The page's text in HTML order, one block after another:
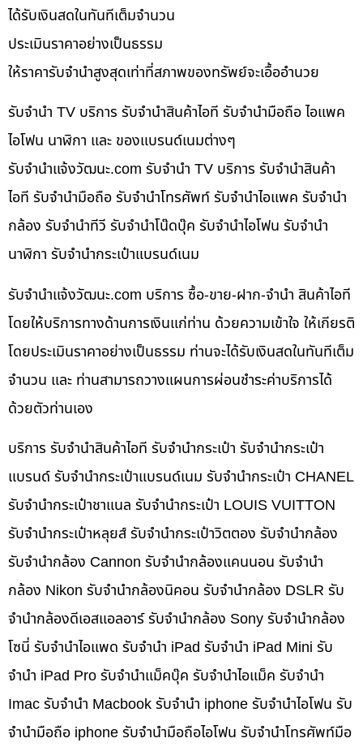
ได้รับเงินสดในทันทีเต็มจำนวน
ประเมินราคาอย่างเป็นธรรม
ให้ราคารับจำนำสูงสุดเท่าที่สภาพของทรัพย์จะเอื้ออำนวย
รับจำนำ TV บริการ รับจำนำสินค้าไอที รับจำนำมือถือ ไอแพค
ไอโฟน นาฬิกา และ ของแบรนด์เนมต่างๆ
รับจํานําแจ้งวัฒนะ.com รับจำนำ TV บริการ รับจำนำสินค้า
ไอที รับจำนำมือถือ รับจำนำโทรศัพท์ รับจำนำไอแพค รับจำนำ
กล้อง รับจำนำทีวี รับจำนำโน๊ดบุ๊ค รับจำนำไอโฟน รับจำนำ
นาฬิกา รับจำนำกระเป๋าแบรนด์เนม
รับจํานําแจ้งวัฒนะ.com บริการ ซื้อ-ขาย-ฝาก-จำนำ สินค้าไอที
โดยให้บริการทางด้านการเงินแก่ท่าน ด้วยความเข้าใจ ให้เกียรติ
โดยประเมินราคาอย่างเป็นธรรม ท่านจะได้รับเงินสดในทันทีเต็ม
จำนวน และ ท่านสามารถวางแผนการผ่อนชำระค่าบริการได้
ด้วยตัวท่านเอง
บริการ รับจำนำสินค้าไอที รับจำนำกระเป๋า รับจำนำกระเป๋า
แบรนด์ รับจำนำกระเป๋าแบรนด์เนม รับจำนำกระเป๋า CHANEL
รับจำนำกระเป๋าชาแนล รับจำนำกระเป๋า LOUIS VUITTON
รับจำนำกระเป๋าหลุยส์ รับจำนำกระเป๋าวิตตอง รับจำนำกล้อง
รับจำนำกล้อง Cannon รับจำนำกล้องแคนนอน รับจำนำ
กล้อง Nikon รับจำนำกล้องนิคอน รับจำนำกล้อง DSLR รับ
จำนำกล้องดีเอสแอลอาร์ รับจำนำกล้อง Sony รับจำนำกล้อง
โซนี่ รับจำนำไอแพด รับจำนำ iPad รับจำนำ iPad Mini รับ
จำนำ iPad Pro รับจำนำแม็คบุ๊ค รับจำนำไอแม็ค รับจำนำ
Imac รับจำนำ Macbook รับจำนำ iphone รับจำนำไอโฟน รับ
จำนำมือถือ iphone รับจำนำมือถือไอโฟน รับจำนำโทรศัพท์มือ